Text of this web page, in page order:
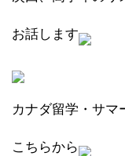
お話します
カナダ留学・サマ
こちらから